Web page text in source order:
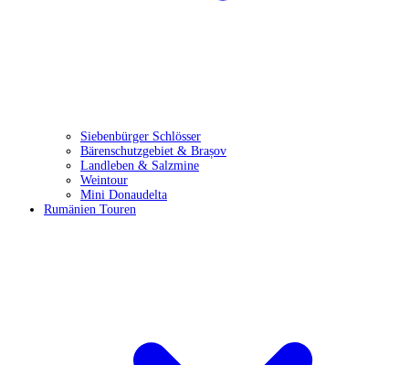
Siebenbürger Schlösser
Bärenschutzgebiet & Brașov
Landleben & Salzmine
Weintour
Mini Donaudelta
Rumänien Touren